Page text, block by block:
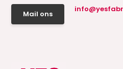
Mail ons